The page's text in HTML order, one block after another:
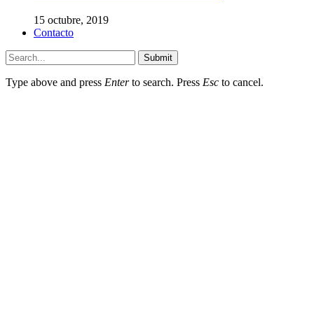
15 octubre, 2019
Contacto
Submit
Type above and press Enterto search. Press Esc to cancel.